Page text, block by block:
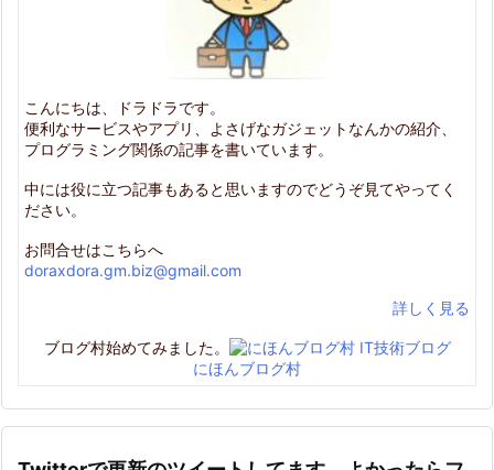
こんにちは、ドラドラです。
便利なサービスやアプリ、よさげなガジェットなんかの紹介、
プログラミング関係の記事を書いています。
中には役に立つ記事もあると思いますのでどうぞ見てやってく
ださい。
お問合せはこちらへ
doraxdora.gm.biz@gmail.com
詳しく見る
ブログ村始めてみました。
にほんブログ村